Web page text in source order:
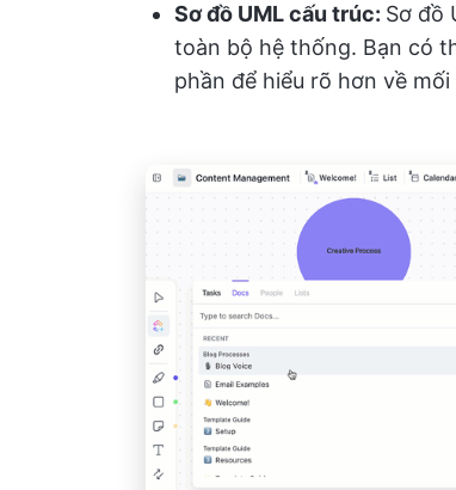
Sơ đồ UML cấu trúc: Sơ đồ
toàn bộ hệ thống. Bạn có
phần để hiểu rõ hơn về